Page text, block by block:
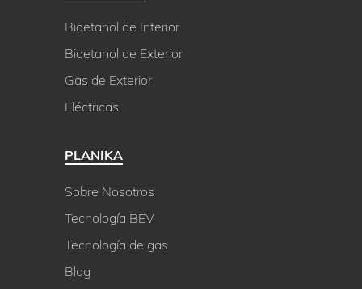
Bioetanol de Interior
Bioetanol de Exterior
Gas de Exterior
Eléctricas
PLANIKA
Sobre Nosotros
Tecnología BEV
Tecnología de gas
Blog